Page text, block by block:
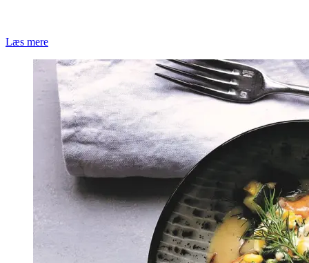
Læs mere